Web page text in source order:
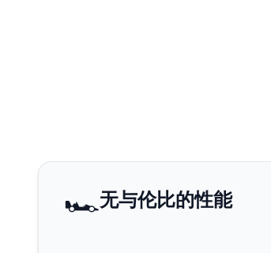
🏎️无与伦比的性能